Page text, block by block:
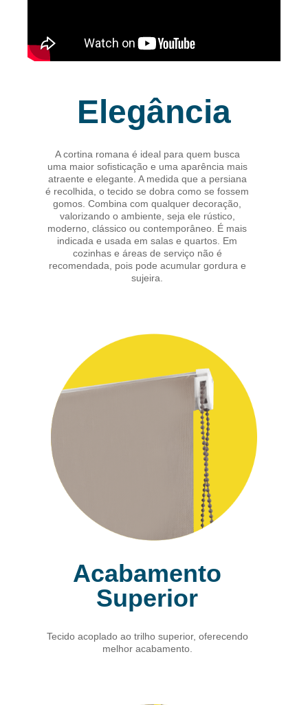
Elegância
A cortina romana é ideal para quem busca
uma maior sofisticação e uma aparência mais
atraente e elegante. A medida que a persiana
é recolhida, o tecido se dobra como se fossem
gomos. Combina com qualquer decoração,
valorizando o ambiente, seja ele rústico,
moderno, clássico ou contemporâneo. É mais
indicada e usada em salas e quartos. Em
cozinhas e áreas de serviço não é
recomendada, pois pode acumular gordura e
sujeira.
Acabamento
Superior
Tecido acoplado ao trilho superior, oferecendo
melhor acabamento.